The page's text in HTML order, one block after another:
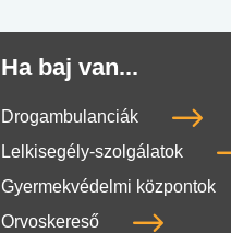
Ha baj van...
Drogambulanciák
Lelkisegély-szolgálatok
Gyermekvédelmi központok
Orvoskereső